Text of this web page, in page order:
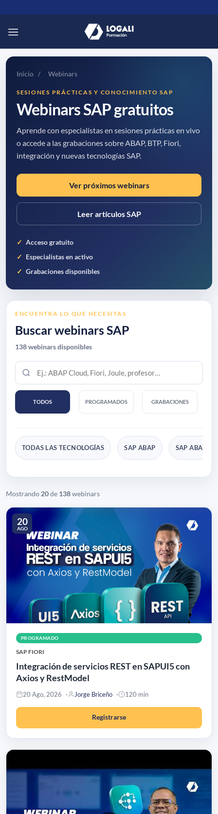
al
contenido
Inicio / Webinars
SESIONES PRÁCTICAS Y CONOCIMIENTO SAP
Webinars SAP gratuitos
Aprende con especialistas en sesiones prácticas en vivo
o accede a las grabaciones sobre ABAP, BTP, Fiori,
integración y nuevas tecnologías SAP.
Ver próximos webinars
Leer artículos SAP
Acceso gratuito
Especialistas en activo
Grabaciones disponibles
ENCUENTRA LO QUE NECESITAS
Buscar webinars SAP
138 webinars disponibles
Buscar
por
tema,
tecnología
o
TODOS PROGRAMADOS GRABACIONES
TODAS LAS TECNOLOGÍAS SAP ABAP SAP ABAP
Mostrando 20de 138webinars
20
AGO
PROGRAMADO
SAP FIORI
Integración de servicios REST en SAPUI5 con
Axios y RestModel
20 Ago, 2026 Jorge Briceño 120 min
Registrarse